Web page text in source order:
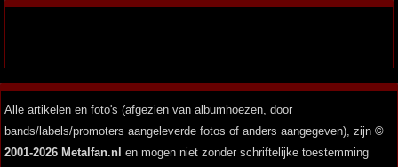
Alle artikelen en foto's (afgezien van albumhoezen, door
bands/labels/promoters aangeleverde fotos of anders aangegeven), zijn ©
2001-2026 Metalfan.nl en mogen niet zonder schriftelijke toestemming